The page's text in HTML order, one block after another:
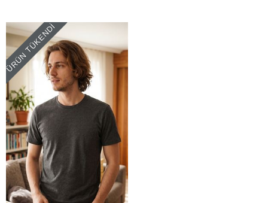
ÜRÜN TÜKENDI